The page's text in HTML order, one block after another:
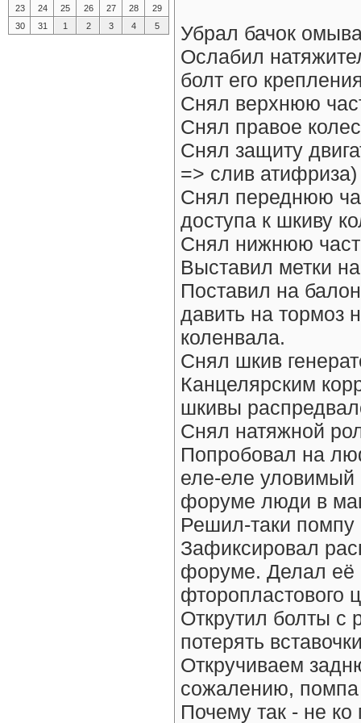
Убрал бачок
Ослабил
болт его
Снял верхнюю
Снял правое
Снял защиту
=> слив атифриза)
Снял переднюю
доступа к шкиву
Снял нижнюю
Выставил метки
Поставил на
давить на тормоз
коленвала.
Снял шкив
Канцелярским
шкивы
Снял натяжной
Попробовал на
еле-еле уловимый
форуме люди в
Решил-таки помпу
Зафиксировал
форуме. Делал её
фторопластового
Открутил болты с
потерять
Откручиваем
сожалению, помпа
Почему так - не
23 24 25 26 27 28
29
30
31 1 2 3 4 5